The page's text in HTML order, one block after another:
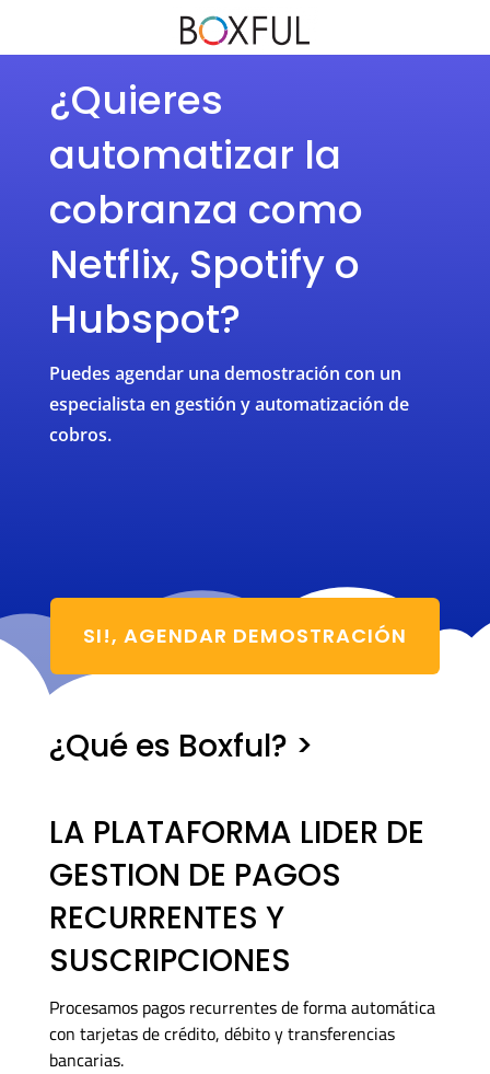
¿Quieres
automatizar la
cobranza como
Netflix, Spotify o
Hubspot?
Puedes agendar una demostración con un
especialista en gestión y automatización de
cobros.
SI!, AGENDAR DEMOSTRACIÓN
¿Qué es Boxful? >
LA PLATAFORMA LIDER DE
GESTION DE PAGOS
RECURRENTES Y
SUSCRIPCIONES
Procesamos pagos recurrentes de forma automática
con tarjetas de crédito, débito y transferencias
bancarias.